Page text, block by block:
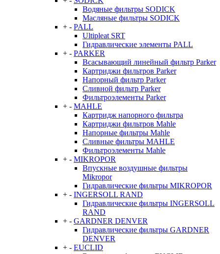
Водяные фильтры SODICK
Масляные фильтры SODICK
+ - PALL
Ultipleat SRT
Гидравлические элементы PALL
+ - PARKER
Всасывающий линейный фильтр Parker
Картриджи фильтров Parker
Напорный фильтр Parker
Сливной фильтр Parker
Фильтроэлементы Parker
+ - MAHLE
Картридж напорного фильтра
Картриджи фильтров Mahle
Напорные фильтры Mahle
Сливные фильтры MAHLE
Фильтроэлементы Mahle
+ - MIKROPOR
Впускные воздушные фильтры
Mikropor
Гидравлические фильтры MIKROPOR
+ - INGERSOLL RAND
Гидравлические фильтры INGERSOLL
RAND
+ - GARDNER DENVER
Гидравлические фильтры GARDNER
DENVER
+ - EUCLID